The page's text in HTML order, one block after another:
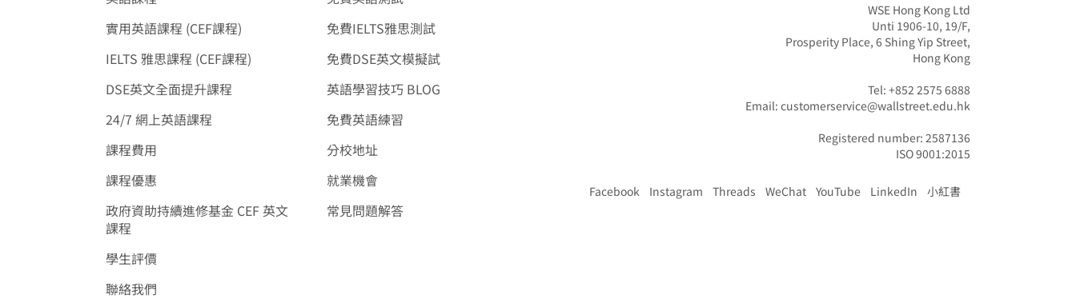
實用英語課程 (CEF課程)
IELTS 雅思課程 (CEF課程)
DSE英文全面提升課程
24/7 網上英語課程
課程費用
課程優惠
政府資助持續進修基金 CEF 英文
課程
學生評價
聯絡我們
免費IELTS雅思測試
免費DSE英文模擬試
英語學習技巧 BLOG
免費英語練習
分校地址
就業機會
常見問題解答
WSE Hong Kong Ltd
Unti 1906-10, 19/F,
Prosperity Place, 6 Shing Yip Street,
Hong Kong
Tel: +852 2575 6888
Email: customerservice@wallstreet.edu.hk
Registered number: 2587136
ISO 9001:2015
Facebook Instagram Threads WeChat YouTube LinkedIn 小紅書